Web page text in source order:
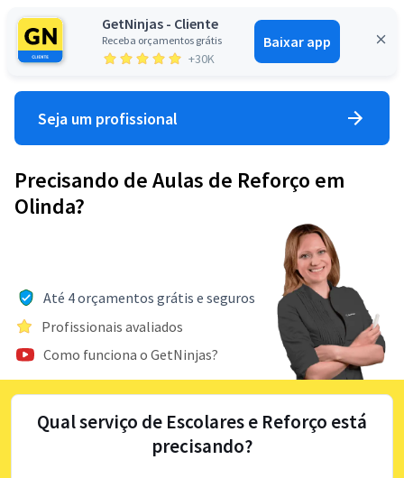
GetNinjas - Cliente
Receba orçamentos grátis
+30K
Baixar app
Entrar
Seja um profissional
Precisando de Aulas de Reforço em
Olinda?
Até 4 orçamentos grátis e seguros
Profissionais avaliados
Como funciona o GetNinjas?
Qual serviço de Escolares e Reforço está
precisando?